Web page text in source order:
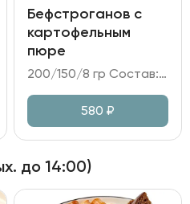
Бефстроганов с
картофельным
пюре
200/150/8 гр Состав: - бефстроганов из говядины на сливочно-грибном соусе; - картофельное пюре; - зелень, масло укропное.
580 ₽
до 14:00)